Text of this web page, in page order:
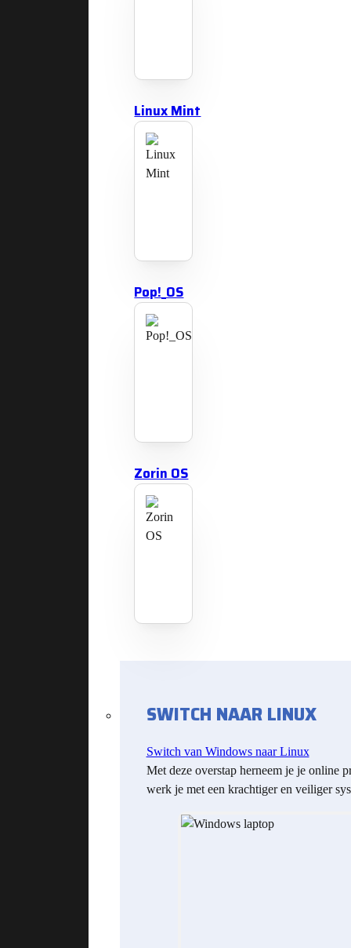
Linux Mint
Pop!_OS
Zorin OS
SWITCH NAAR LINUX
Switch van Windows naar Linux
Met deze overstap herneem je je online
werk je met een krachtiger en veiliger